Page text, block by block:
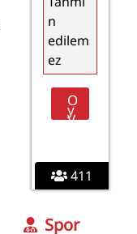
411
n
edilem
ez
Spor